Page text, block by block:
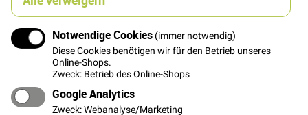
Notwendige Cookies (immer notwendig)
Diese Cookies benötigen wir für den Betrieb unseres
Online-Shops.
Zweck: Betrieb des Online-Shops
Google Analytics
Zweck: Webanalyse/Marketing
Aufnähen: Die Schleife lässt sich schnell mit ein paar
Stichen aufnähen.
Weitere Informationen